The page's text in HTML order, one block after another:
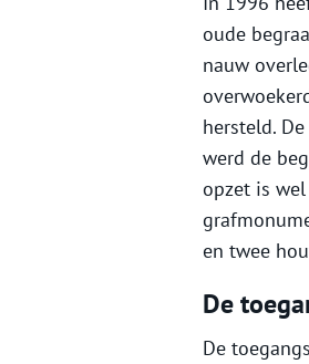
oude
nauw
hersteld.
werd de
opzet is
en twee
De
De